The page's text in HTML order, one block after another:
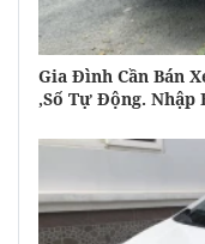
Gia Đình Cần Bán
,số Tự Động. Nhập